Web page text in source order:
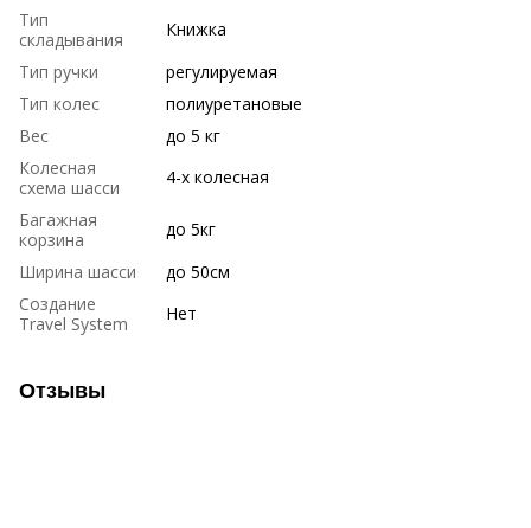
Тип
складывания
Книжка
Тип ручки
регулируемая
Тип колес
полиуретановые
Вес
до 5 кг
Колесная
схема шасси
4-х колесная
Багажная
корзина
до 5кг
Ширина шасси
до 50см
Создание
Travel System
Нет
Отзывы